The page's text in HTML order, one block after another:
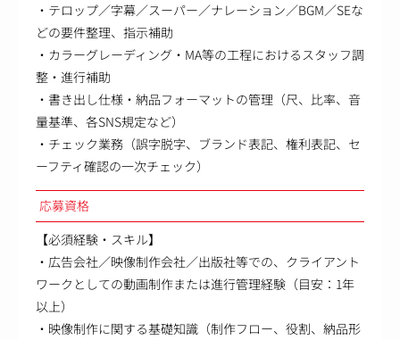
・テロップ／字幕／スーパー／ナレーション／BGM／SEな
どの要件整理、指示補助
・カラーグレーディング・MA等の工程におけるスタッフ調
整・進行補助
・書き出し仕様・納品フォーマットの管理（尺、比率、音
量基準、各SNS規定など）
・チェック業務（誤字脱字、ブランド表記、権利表記、セ
ーフティ確認の一次チェック）
応募資格
【必須経験・スキル】
・広告会社／映像制作会社／出版社等での、クライアント
ワークとしての動画制作または進行管理経験（目安：1年
以上）
・映像制作に関する基礎知識（制作フロー、役割、納品形